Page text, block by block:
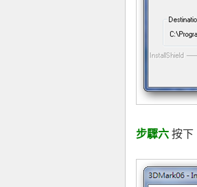
步驟六 按下